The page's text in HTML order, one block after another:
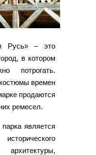
Русь» – это
в котором
потрогать.
времен
продаются
ремесел.
является